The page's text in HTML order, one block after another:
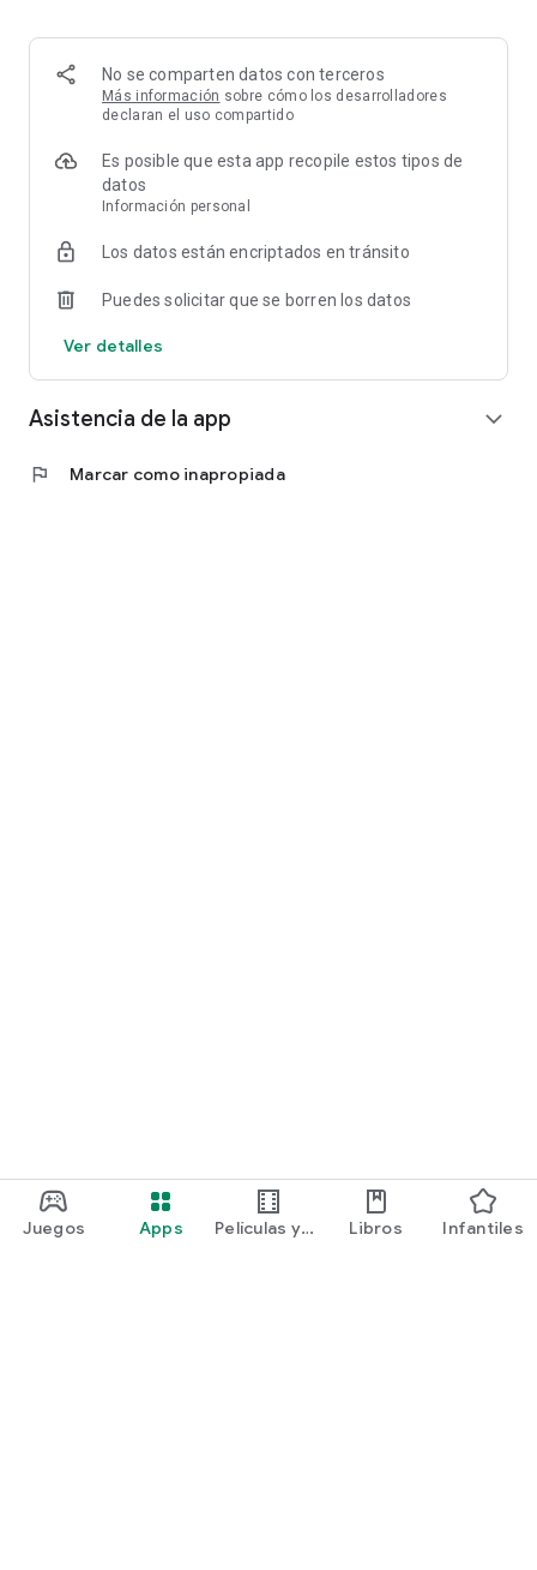
Juegos Apps
Películas y
Libros Infantiles
No se comparten datos con terceros
Más información sobre cómo los desarrolladores
declaran el uso compartido
Es posible que esta app recopile estos tipos de
datos
Información personal
Los datos están encriptados en tránsito
Puedes solicitar que se borren los datos
Ver detalles
Asistencia de la app expand_more
flag Marcar como inapropiada